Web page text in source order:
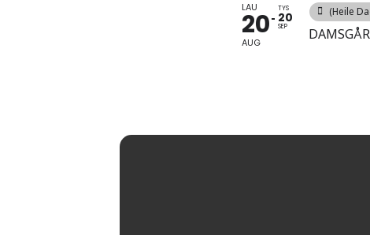
LAU
20
AUG
TYS
20
SEP
(Heile